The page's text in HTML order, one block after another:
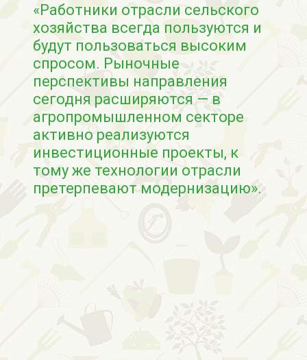
«Работники отрасли сельского
хозяйства всегда пользуются и
будут пользоваться высоким
спросом. Рыночные
перспективы направления
сегодня расширяются — в
агропромышленном секторе
активно реализуются
инвестиционные проекты, к
тому же технологии отрасли
претерпевают модернизацию».